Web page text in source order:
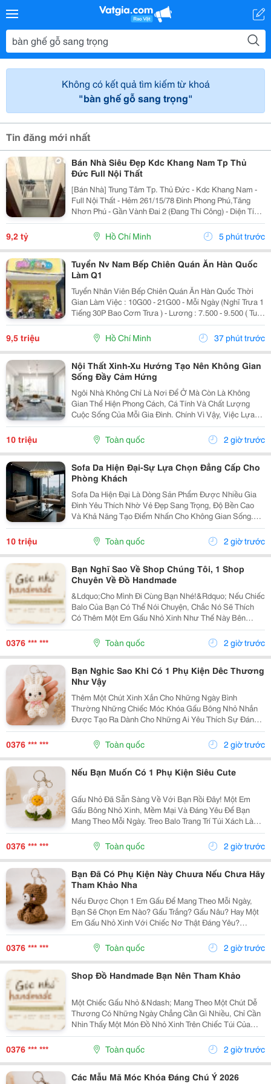
Không có kết quả tìm kiếm từ khoá
"bàn ghế gỗ sang trọng"
Tin đăng mới nhất
Bán Nhà Siêu Đẹp Kdc Khang Nam Tp Thủ
Đức Full Nội Thất
[Bán Nhà] Trung Tâm Tp. Thủ Đức - Kdc Khang Nam -
Full Nội Thất - Hẻm 261/15/78 Đình Phong Phú,Tăng
Nhơn Phú - Gần Vành Đai 2 (Đang Thi Công) - Diện Tích
Lý Tưởng: 5.6M X 14.2M (Tổng Diện Tích Công Nhận:
80M2). - Kết Cấu Kiên Cố: 1 Trệt, 2 Lầu,...
9,2 tỷ Hồ Chí Minh 5 phút trước
Tuyển Nv Nam Bếp Chiên Quán Ăn Hàn Quốc
Làm Q1
Tuyển Nhân Viên Bếp Chiên Quán Ăn Hàn Quốc Thời
Gian Làm Việc : 10G00 - 21G00 - Mỗi Ngày (Nghĩ Trưa 1
Tiếng 30P Bao Cơm Trưa ) - Lương : 7.500 - 9.500 ( Tuỳ
Theo Năng Lực ) Mô Tả Công Việc: - Bếp Chiên : Sử
Dụng Được Chảo Non Biết Chiên...
9,5 triệu Hồ Chí Minh 37 phút trước
Nội Thất Xinh-Xu Hướng Tạo Nên Không Gian
Sống Đầy Cảm Hứng
Ngôi Nhà Không Chỉ Là Nơi Để Ở Mà Còn Là Không
Gian Thể Hiện Phong Cách, Cá Tính Và Chất Lượng
Cuộc Sống Của Mỗi Gia Đình. Chính Vì Vậy, Việc Lựa
Chọn Nội Thất Xinh Đang Trở Thành Xu Hướng Được
Nhiều Người Quan Tâm Khi Muốn Biến Không Gian
Sống Trở...
10 triệu Toàn quốc 2 giờ trước
Sofa Da Hiện Đại-Sự Lựa Chọn Đẳng Cấp Cho
Phòng Khách
Sofa Da Hiện Đại Là Dòng Sản Phẩm Được Nhiều Gia
Đình Yêu Thích Nhờ Vẻ Đẹp Sang Trọng, Độ Bền Cao
Và Khả Năng Tạo Điểm Nhấn Cho Không Gian Sống.
Với Thiết Kế Tinh Tế Cùng Chất Liệu Da Cao Cấp, Sofa
Không Chỉ Mang Lại Cảm Giác Thoải Mái Mà Còn Thể...
10 triệu Toàn quốc 2 giờ trước
Bạn Nghĩ Sao Về Shop Chúng Tôi, 1 Shop
Chuyên Về Đồ Handmade
&Ldquo;Cho Mình Đi Cùng Bạn Nhé!&Rdquo; Nếu Chiếc
Balo Của Bạn Có Thể Nói Chuyện, Chắc Nó Sẽ Thích
Có Thêm Một Em Gấu Nhỏ Xinh Như Thế Này Bên
Cạnh. Từ Những Buổi Đi Học, Đi Làm, Đi Cà Phê Hay
Những Chuyến Đi Chơi Cuối Tuần, Em Móc Khóa Gấu
Bông...
0376 *** *** Toàn quốc 2 giờ trước
Bạn Nghic Sao Khi Có 1 Phụ Kiện Dêc Thương
Như Vậy
Thêm Một Chút Xinh Xắn Cho Những Ngày Bình
Thường Những Chiếc Móc Khóa Gấu Bông Nhỏ Nhắn
Được Tạo Ra Dành Cho Những Ai Yêu Thích Sự Đáng
Yêu Và Những Món Đồ Có Dấu Ấn Riêng. Từ Chiếc Balo
Đi Học, Túi Xách Đi Chơi Đến Chùm Chìa Khóa Quen
Thuộc,...
0376 *** *** Toàn quốc 2 giờ trước
Nếu Bạn Muốn Có 1 Phụ Kiện Siêu Cute
Gấu Nhỏ Đã Sẵn Sàng Về Với Bạn Rồi Đây! Một Em
Gấu Bông Nhỏ Xinh, Mềm Mại Và Đáng Yêu Để Bạn
Mang Theo Mỗi Ngày. Treo Balo Trang Trí Túi Xách Làm
Móc Khóa Tặng Người Bạn Yêu Quý
Gocnhohandmade.com Không Cần Quá Nhiều Phụ
Kiện, Chỉ Một Em Gấu...
0376 *** *** Toàn quốc 2 giờ trước
Bạn Đã Có Phụ Kiện Này Chuưa Nếu Chưa Hãy
Tham Khảo Nha
Nếu Được Chọn 1 Em Gấu Để Mang Theo Mỗi Ngày,
Bạn Sẽ Chọn Em Nào? Gấu Trắng? Gấu Nâu? Hay Một
Em Gấu Nhỏ Xinh Với Chiếc Nơ Thật Đáng Yêu?
Những Chiếc Móc Khóa Gấu Bông Không Chỉ Là Phụ
Kiện Treo Túi Mà Còn Là Một Cách Để Bạn Thêm Chút
Cá Tính Vào...
0376 *** *** Toàn quốc 2 giờ trước
Shop Đồ Handmade Bạn Nên Tham Khảo
Một Chiếc Gấu Nhỏ &Ndash; Mang Theo Một Chút Dễ
Thương Có Những Ngày Chẳng Cần Gì Nhiều, Chỉ Cần
Nhìn Thấy Một Món Đồ Nhỏ Xinh Trên Chiếc Túi Của
Mình Cũng Đủ Thấy Vui Rồi Những Em Móc Khóa Gấu
Bông Được Làm Với Kiểu Dáng Đáng Yêu, Nhỏ Gọn,
Thích...
0376 *** *** Toàn quốc 2 giờ trước
Các Mẫu Mã Móc Khóa Đáng Chú Ý 2026